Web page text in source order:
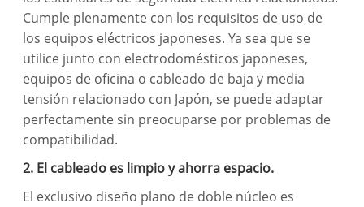
Cumple plenamente con los requisitos de uso de
los equipos eléctricos japoneses. Ya sea que se
utilice junto con electrodomésticos japoneses,
equipos de oficina o cableado de baja y media
tensión relacionado con Japón, se puede adaptar
perfectamente sin preocuparse por problemas de
compatibilidad.
2. El cableado es limpio y ahorra espacio.
El exclusivo diseño plano de doble núcleo es